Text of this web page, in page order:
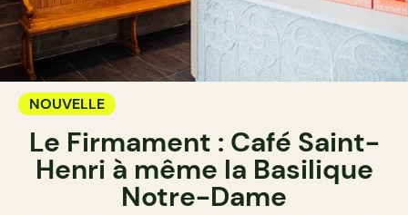
NOUVELLE
Le Firmament : Café Saint-
Henri à même la Basilique
Notre-Dame